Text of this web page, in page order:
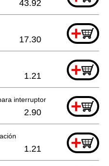
43.92
+
17.30
+
1.21
interruptor +
2.90
+
1.21